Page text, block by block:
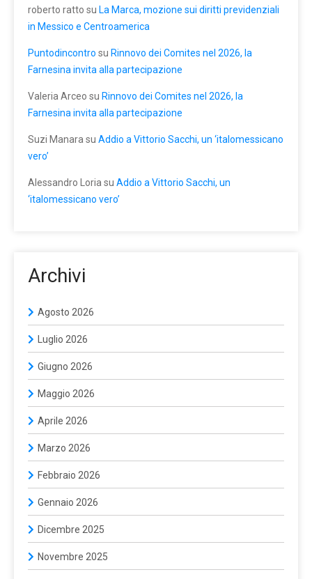
roberto ratto su La Marca, mozione sui diritti previdenziali
in Messico e Centroamerica
Puntodincontro su Rinnovo dei Comites nel 2026, la
Farnesina invita alla partecipazione
Valeria Arceo su Rinnovo dei Comites nel 2026, la
Farnesina invita alla partecipazione
Suzi Manara su Addio a Vittorio Sacchi, un ‘italomessicano
vero’
Alessandro Loria su Addio a Vittorio Sacchi, un
‘italomessicano vero’
Archivi
Agosto 2026
Luglio 2026
Giugno 2026
Maggio 2026
Aprile 2026
Marzo 2026
Febbraio 2026
Gennaio 2026
Dicembre 2025
Novembre 2025